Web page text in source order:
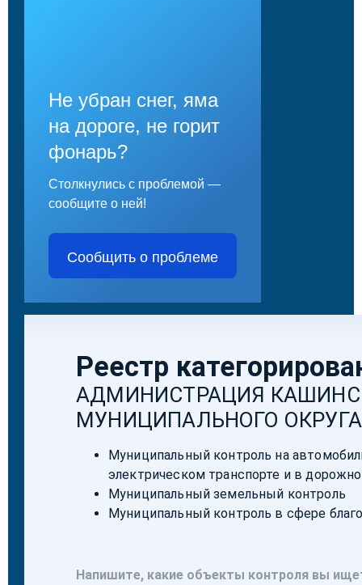
Не убран снег, яма
на дороге, не горит
фонарь?
Столкнулись с проблемой —
сообщите о ней!
Сообщить о проблеме